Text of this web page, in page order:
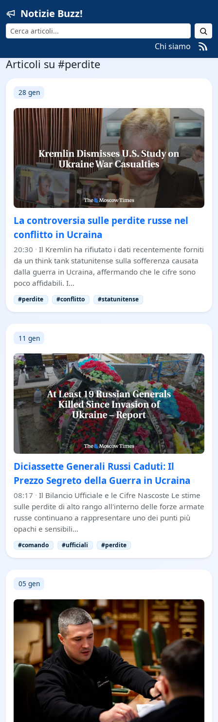
Notizie Buzz!
Cerca
Chi siamo
Articoli su #perdite
28 gen
La controversia sulle perdite russe nel
conflitto in Ucraina
20:30 · Il Kremlin ha rifiutato i dati recentemente forniti
da un think tank statunitense sulla sofferenza causata
dalla guerra in Ucraina, affermando che le cifre sono
poco affidabili. I…
#perdite #conflitto #statunitense
11 gen
Diciassette Generali Russi Caduti: Il
Prezzo Segreto della Guerra in Ucraina
08:17 · Il Bilancio Ufficiale e le Cifre Nascoste Le stime
sulle perdite di alto rango all'interno delle forze armate
russe continuano a rappresentare uno dei punti più
opachi e sensibili…
#comando #ufficiali #perdite
05 gen